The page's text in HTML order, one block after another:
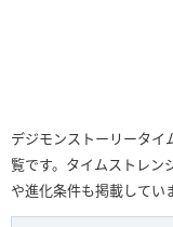
デジモンストーリータイ
覧です。タイムストレン
や進化条件も掲載してい